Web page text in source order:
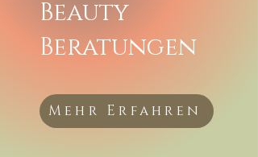
Beauty
Beratungen
Mehr Erfahren